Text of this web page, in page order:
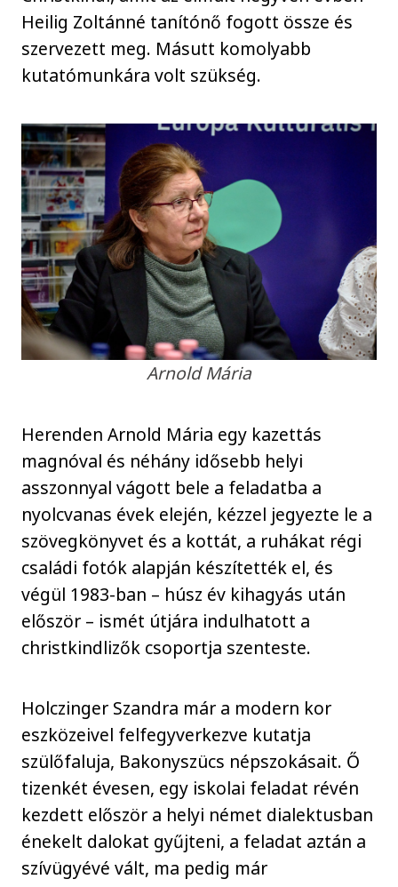
Heilig Zoltánné tanítónő fogott össze és
szervezett meg. Másutt komolyabb
kutatómunkára volt szükség.
Arnold Mária
Herenden Arnold Mária egy kazettás
magnóval és néhány idősebb helyi
asszonnyal vágott bele a feladatba a
nyolcvanas évek elején, kézzel jegyezte le a
szövegkönyvet és a kottát, a ruhákat régi
családi fotók alapján készítették el, és
végül 1983-ban – húsz év kihagyás után
először – ismét útjára indulhatott a
christkindlizők csoportja szenteste.
Holczinger Szandra már a modern kor
eszközeivel felfegyverkezve kutatja
szülőfaluja, Bakonyszücs népszokásait. Ő
tizenkét évesen, egy iskolai feladat révén
kezdett először a helyi német dialektusban
énekelt dalokat gyűjteni, a feladat aztán a
szívügyévé vált, ma pedig már